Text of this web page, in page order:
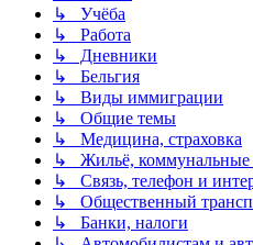
↳ Учёба
↳ Работа
↳ Дневники
↳ Бельгия
↳ Виды иммиграции
↳ Общие темы
↳ Медицина, страховка
↳ Жильё, коммунальные
↳ Связь, телефон и
↳ Общественный
↳ Банки, налоги